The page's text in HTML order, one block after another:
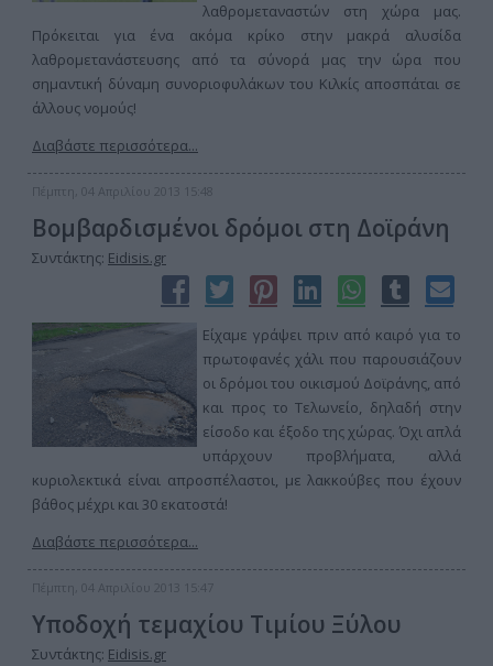
λαθρομεταναστών στη χώρα μας.
Πρόκειται για ένα ακόμα κρίκο στην μακρά αλυσίδα
λαθρομετανάστευσης από τα σύνορά μας την ώρα που
σημαντική δύναμη συνοριοφυλάκων του Κιλκίς αποσπάται σε
άλλους νομούς!
Διαβάστε περισσότερα...
Πέμπτη, 04 Απριλίου 2013 15:48
Βομβαρδισμένοι δρόμοι στη Δοϊράνη
Συντάκτης: Eidisis.gr
Είχαμε γράψει πριν από καιρό για το
πρωτοφανές χάλι που παρουσιάζουν
οι δρόμοι του οικισμού Δοϊράνης, από
και προς το Τελωνείο, δηλαδή στην
είσοδο και έξοδο της χώρας. Όχι απλά
υπάρχουν προβλήματα, αλλά
κυριολεκτικά είναι απροσπέλαστοι, με λακκούβες που έχουν
βάθος μέχρι και 30 εκατοστά!
Διαβάστε περισσότερα...
Πέμπτη, 04 Απριλίου 2013 15:47
Υποδοχή τεμαχίου Τιμίου Ξύλου
Συντάκτης: Eidisis.gr